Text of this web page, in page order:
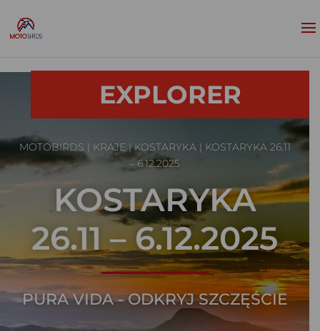
EXPLORER
MOTOBIRDS | KRAJE|KOSTARYKA| KOSTARYKA 26.11
– 6.12.2025
KOSTARYKA
26.11 – 6.12.2025
PURA VIDA - ODKRYJ SZCZĘŚCIE